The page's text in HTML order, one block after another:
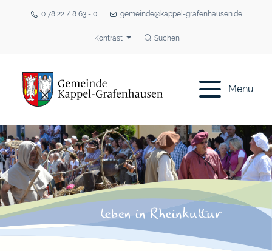
0 78 22 / 8 63 - 0 gemeinde@kappel-grafenhausen.de
Kontrast Suchen
Menü